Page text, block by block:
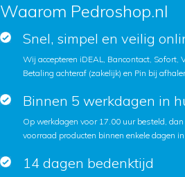
Waarom Pedroshop.nl
Snel, simpel en veilig
Wij accepteren iDEAL, Bancontact, Sofort,
Betaling achteraf (zakelijk) en Pin bij
Binnen 5 werkdagen in
Op werkdagen voor 17.00 uur besteld,
voorraad producten binnen enkele dagen
14 dagen bedenktijd